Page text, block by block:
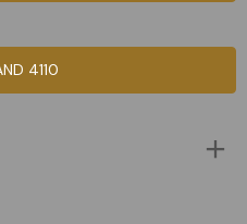
4110